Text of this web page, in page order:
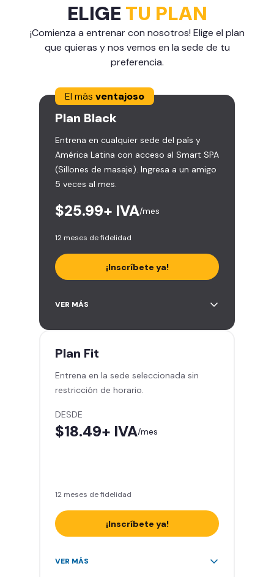
ELIGE TU PLAN
¡Comienza a entrenar con nosotros! Elige el plan
que quieras y nos vemos en la sede de tu
preferencia.
El más ventajoso
Plan Black
Entrena en cualquier sede del país y
América Latina con acceso al Smart SPA
(Sillones de masaje). Ingresa a un amigo
5 veces al mes.
$25.99+ IVA/mes
12 meses de fidelidad
¡Inscríbete ya!
Área de peso libre, peso
grupales
gimnasio
Smart Fit App
Smart Fit Go
veces al mes
Acceso al Smart Spa
VER MÁS
Plan Fit
Entrena en la sede seleccionada sin
restricción de horario.
DESDE
$18.49+ IVA/mes
12 meses de fidelidad
¡Inscríbete ya!
Área de peso libre, peso
VER MÁS